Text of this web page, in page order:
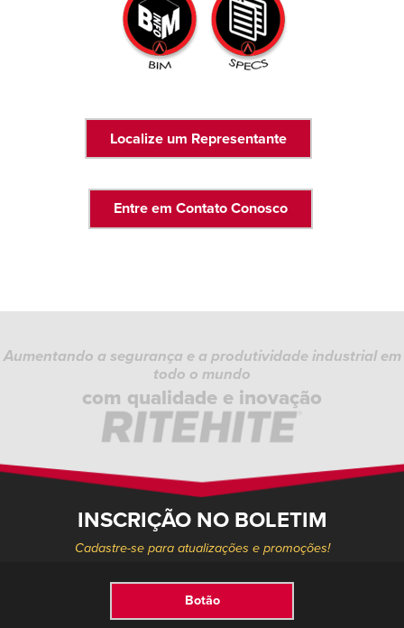
Localize um Representante
Entre em Contato Conosco
Aumentando a segurança e a produtividade industrial em
todo o mundo
com qualidade e inovação
INSCRIÇÃO NO BOLETIM
Cadastre-se para atualizações e promoções!
Botão